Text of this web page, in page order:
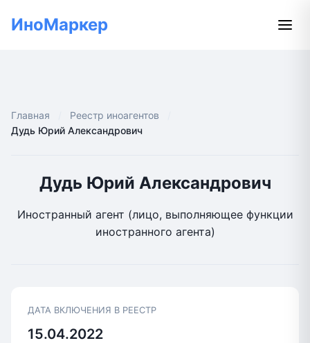
ИноМаркер
Главная
Реестр иноагентов
Дудь Юрий Александрович
Дудь Юрий Александрович
Иностранный агент (лицо, выполняющее функции
иностранного агента)
ДАТА ВКЛЮЧЕНИЯ В РЕЕСТР
15.04.2022